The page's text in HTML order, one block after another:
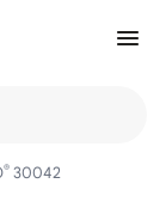
® 30042